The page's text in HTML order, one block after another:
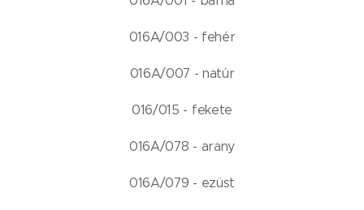
016A/003 - fehér
016A/007 - natúr
016/015 - fekete
016A/078 - arany
016A/079 - ezüst